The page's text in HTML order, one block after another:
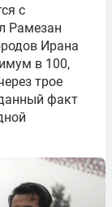
с
Рамезан
Ирана
в 100,
трое
факт